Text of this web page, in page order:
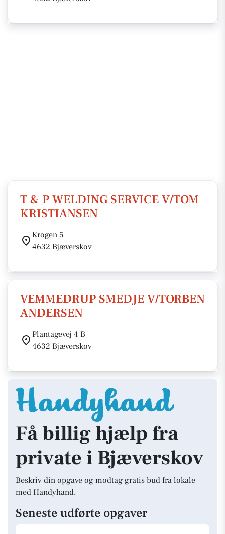
T & P WELDING SERVICE V/TOM
KRISTIANSEN
Krogen 5
4632 Bjæverskov
VEMMEDRUP SMEDJE V/TORBEN
ANDERSEN
Plantagevej 4 B
4632 Bjæverskov
Få billig hjælp fra
private i Bjæverskov
Beskriv din opgave og modtag gratis bud fra lokale
med Handyhand.
Seneste udførte opgaver